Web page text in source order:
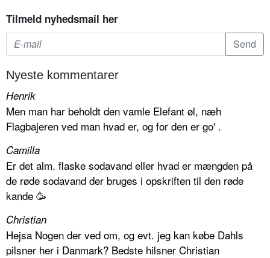
Tilmeld nyhedsmail her
Nyeste kommentarer
Henrik
Men man har beholdt den vamle Elefant øl, næh
Flagbajeren ved man hvad er, og for den er go' .
Camilla
Er det alm. flaske sodavand eller hvad er mængden på
de røde sodavand der bruges i opskriften til den røde
kande 🥳
Christian
Hejsa Nogen der ved om, og evt. jeg kan købe Dahls
pilsner her i Danmark? Bedste hilsner Christian